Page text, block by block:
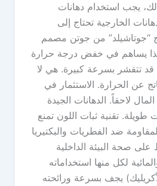
يجب استخدام دهانات
الخارجية تحتاج إلى
“جوتاشيلد” من جوتن مصمم
يساهم في خفض درجة حرارة
قد تتقشر بسرعة كبيرة. هي لا
عن الحرارة. الاستثمار في
لاحقاً. الدهانات الجيدة
تقنية ثبات اللون تمنع
ضد الفطريات والبكتيريا
صحة البيئة الداخلية
لكل منها استخداماته
يجف بسرعة ورائحته